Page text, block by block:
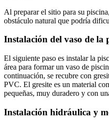
Al preparar el sitio para su
obstáculo natural que podría
Instalación del vaso de la
El siguiente paso es instalar la
área para formar un vaso de
continuación, se recubre con
PVC. El gresite es un material
pequeñas, muy duradero y con
Instalación hidráulica y